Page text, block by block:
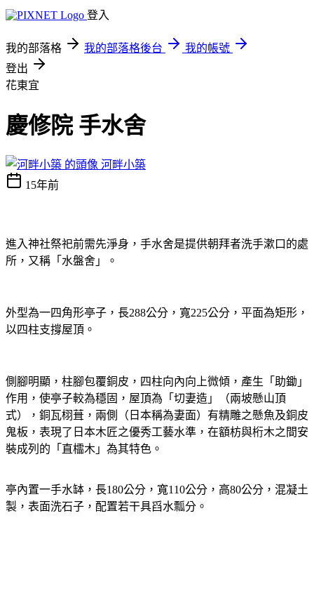
登入
我的部落格 我的部落格後台
我的帳號
登出
花東宜
慶修院 手水舍
河畔小築
15年前
進入神社祭祀前需先淨身，手水舍是提供朝拜者洗手漱口的處
所，又稱「水盤舍」。
外型為一四角形亭子，長288公分，寬225公分，平面為矩形，
以四柱支撐屋頂。
側腳明顯，柱腳包覆銅皮，四柱向內向上微傾，產生「助鋤」
作用，使亭子較為穩固，屋頂為「切妻造」（兩坡懸山頂
式），銅瓦栩葺，兩側（日本稱為妻面）有精雕之懸魚及銅皮
鬼板，表現了日本木匠之優秀工藝水準，在額枋與桁木之間安
裝成列的「直櫺木」為其特色。
亭內置一手水缽，長180公分，寬110公分，高80公分， 混凝土
製，表面洗石子，配置若干具舀水瓢分。